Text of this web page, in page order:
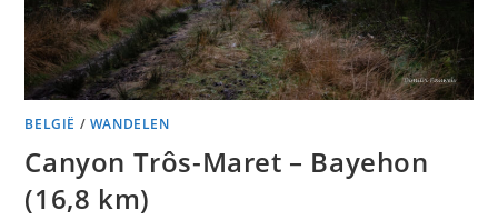
BELGIË / WANDELEN
Canyon Trôs-Maret – Bayehon
(16,8 km)